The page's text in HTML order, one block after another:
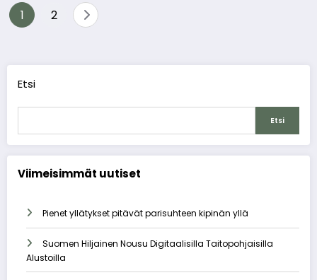
Artikkelien
1 2
Etsi
Etsi
Viimeisimmät uutiset
Pienet yllätykset pitävät parisuhteen kipinän yllä
Suomen Hiljainen Nousu Digitaalisilla Taitopohjaisilla
Alustoilla